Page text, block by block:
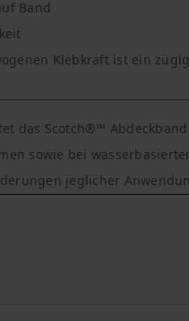
Band
Klebkraft ist ein
das Scotch®™
sowie bei
jeglicher